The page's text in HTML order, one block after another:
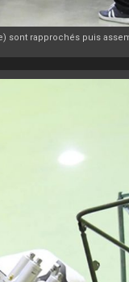
sont rapprochés puis